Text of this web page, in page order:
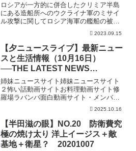
ロシアが一方的に併合したクリミア半島
にある造船所へのウクライナ軍のミサイ
ル攻撃に関してロシア海軍の艦船の被害
を写した衛星画像が公開されました。
造船所のドックに入渠（にゅうきょ）中
の潜水艦と大型揚陸艦。 船体の周りが
黒く焦げ、大きく損傷して...
2023.09.15
【夕ニュースライブ】最新ニュー
スと生活情報（10月16日）
──THE LATEST NEWS
SUMMARY（日テレNEWS
LIVE）
姉妹ニュースサイト姉妹ニュースサイト
２怖い話動画サイトお料理動画サイト修
羅場ラバンバ面白動画サイト・メンバー
シップ「日テレNEWSクラブ」始まりま
した月額290円で所属歴に応じ色が変化し
ステータスアップしていくバッジ特典
や、ライブ配信のチャ...
2025.10.16
【半田滋の眼】NO.20 防衛費究
極の焼け太り 洋上イージス＋敵
基地＋衛星？ 20201007